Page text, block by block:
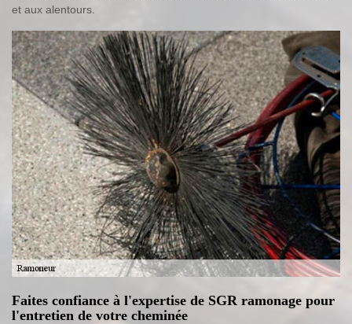
et aux alentours.
Faites confiance à l'expertise de SGR ramonage pour
l'entretien de votre cheminée